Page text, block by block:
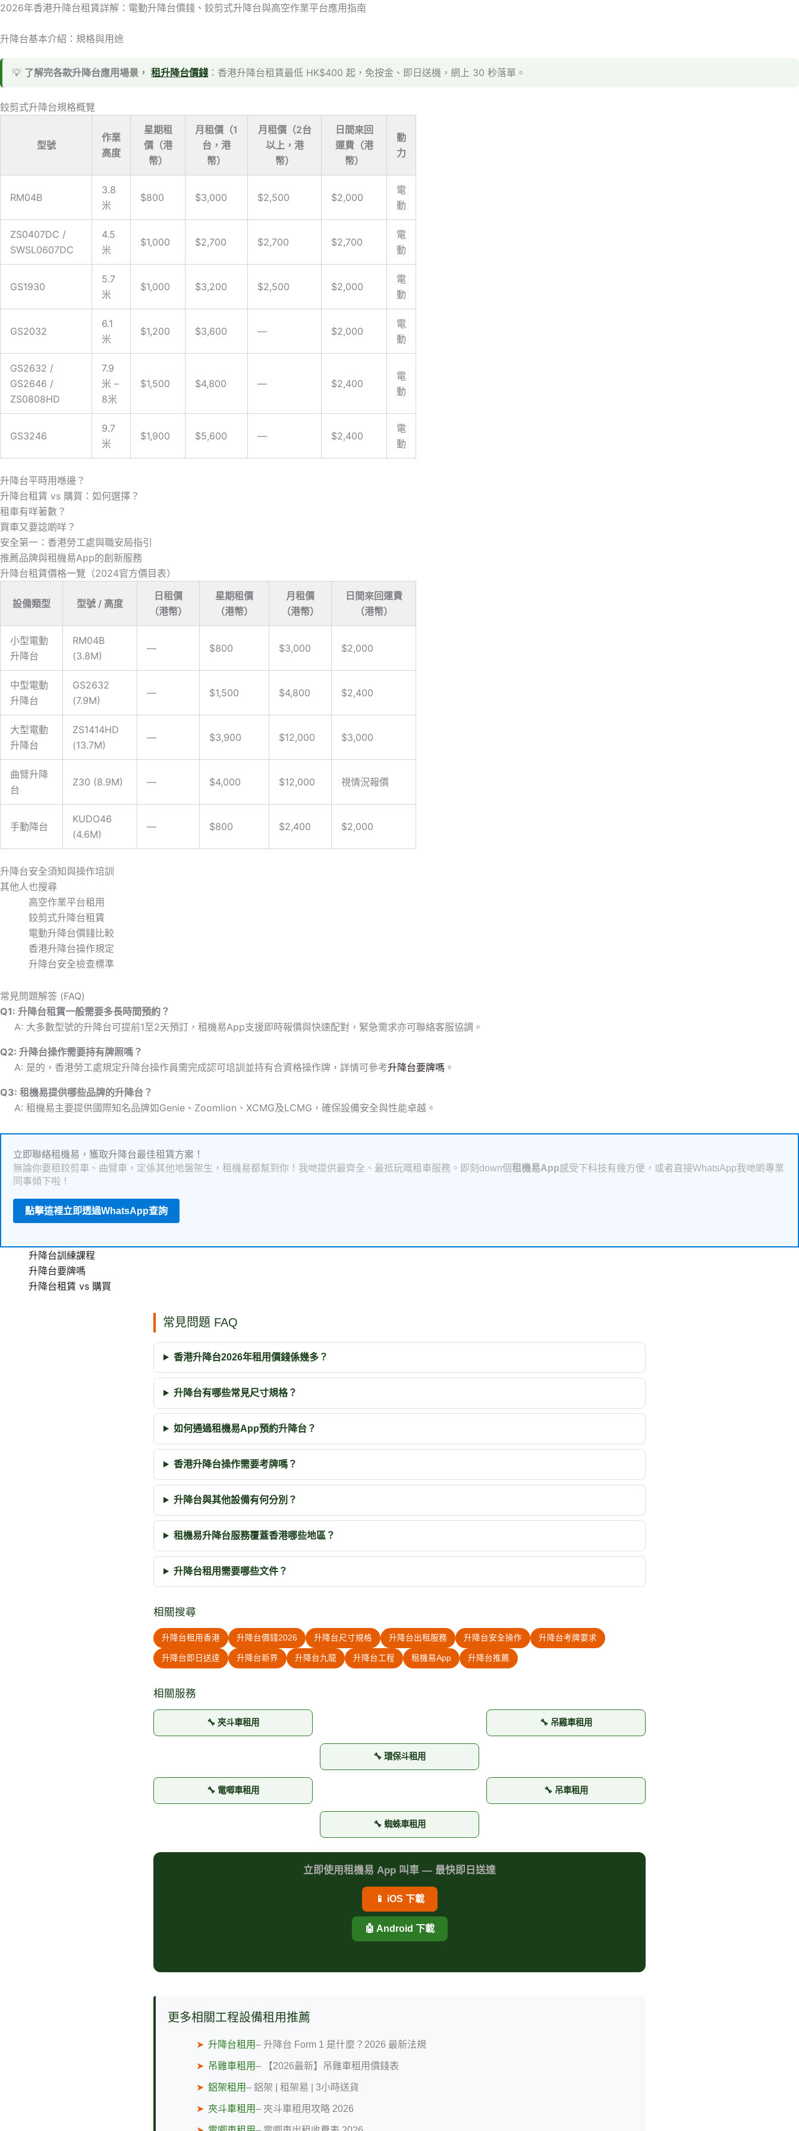
跳
主
容
2026年香港升降台租賃詳解：電動升降台價錢、鉸剪式升降台與高空作業平台應用指南
升降台基本介紹：規格與用途
💡 了解完各款升降台應用場景， 租升降台價錢 ：香港升降台租賃最低 HK$400 起，免按金、即日送機，網上 30 秒落單。
鉸剪式升降台規格概覽
型號
作業
高度
星期租
價（港
幣）
月租價（1
台，港
幣）
月租價（2台
以上，港
幣）
日間來回
運費（港
幣）
動
力
RM04B
3.8
米
$800 $3,000 $2,500 $2,000
電
動
ZS0407DC /
SWSL0607DC
4.5
米
$1,000 $2,700 $2,700 $2,700
電
動
GS1930
5.7
米
$1,000 $3,200 $2,500 $2,000
電
動
GS2032
6.1
米
$1,200 $3,600 — $2,000
電
動
GS2632 /
GS2646 /
ZS0808HD
7.9
米 –
8米
$1,500 $4,800 — $2,400
電
動
GS3246
9.7
米
$1,900 $5,600 — $2,400
電
動
升降台平時用喺邊？
升降台租賃 vs 購買：如何選擇？
租車有咩著數？
買車又要諗啲咩？
安全第一：香港勞工處與職安局指引
推薦品牌與租機易App的創新服務
升降台租賃價格一覽（2024官方價目表）
設備類型 型號 / 高度
日租價
（港幣）
星期租價
（港幣）
月租價
（港幣）
日間來回運費
（港幣）
小型電動
升降台
RM04B
(3.8M)
— $800 $3,000 $2,000
中型電動
升降台
GS2632
(7.9M)
— $1,500 $4,800 $2,400
大型電動
升降台
ZS1414HD
(13.7M)
— $3,900 $12,000 $3,000
曲臂升降
台
Z30 (8.9M) — $4,000 $12,000 視情況報價
手動降台
KUDO46
(4.6M)
— $800 $2,400 $2,000
升降台安全須知與操作培訓
其他人也搜尋
高空作業平台租用
鉸剪式升降台租賃
電動升降台價錢比較
香港升降台操作規定
升降台安全檢查標準
常見問題解答 (FAQ)
Q1: 升降台租賃一般需要多長時間預約？
A: 大多數型號的升降台可提前1至2天預訂，租機易App支援即時報價與快速配對，緊急需求亦可聯絡客服協調。
Q2: 升降台操作需要持有牌照嗎？
A: 是的，香港勞工處規定升降台操作員需完成認可培訓並持有合資格操作牌，詳情可參考升降台要牌嗎 。
Q3: 租機易提供哪些品牌的升降台？
A: 租機易主要提供國際知名品牌如Genie、Zoomlion、XCMG及LCMG，確保設備安全與性能卓越。
立即聯絡租機易，獲取升降台最佳租賃方案！
無論你要租鉸剪車、曲臂車，定係其他地盤架生，租機易都幫到你！我哋提供最齊全、最抵玩嘅租車服務。即刻down個租機易App感受下科技有幾方便，或者直接WhatsApp我哋啲專業
同事傾下啦！
點擊這裡立即透過WhatsApp查詢
升降台訓練課程
升降台要牌嗎
升降台租賃 vs 購買
常見問題 FAQ
香港升降台2026年租用價錢係幾多？
升降台有哪些常見尺寸規格？
如何通過租機易App預約升降台？
香港升降台操作需要考牌嗎？
升降台與其他設備有何分別？
租機易升降台服務覆蓋香港哪些地區？
升降台租用需要哪些文件？
相關搜尋
升降台租用香港 升降台價錢2026 升降台尺寸規格 升降台出租服務 升降台安全操作 升降台考牌要求
升降台即日送達 升降台新界 升降台九龍 升降台工程 租機易App 升降台推薦
相關服務
🔧 夾斗車租用 🔧 吊雞車租用
🔧 環保斗租用
🔧 電唧車租用 🔧 吊車租用
🔧 蜘蛛車租用
立即使用租機易 App 叫車 — 最快即日送達
📱 iOS 下載
🤖 Android 下載
更多相關工程設備租用推薦
➤ 升降台租用– 升降台 Form 1 是什麼？2026 最新法規
➤ 吊雞車租用– 【2026最新】吊雞車租用價錢表
➤ 鋁架租用– 鋁架 | 租架易 | 3小時送貨
➤ 夾斗車租用– 夾斗車租用攻略 2026